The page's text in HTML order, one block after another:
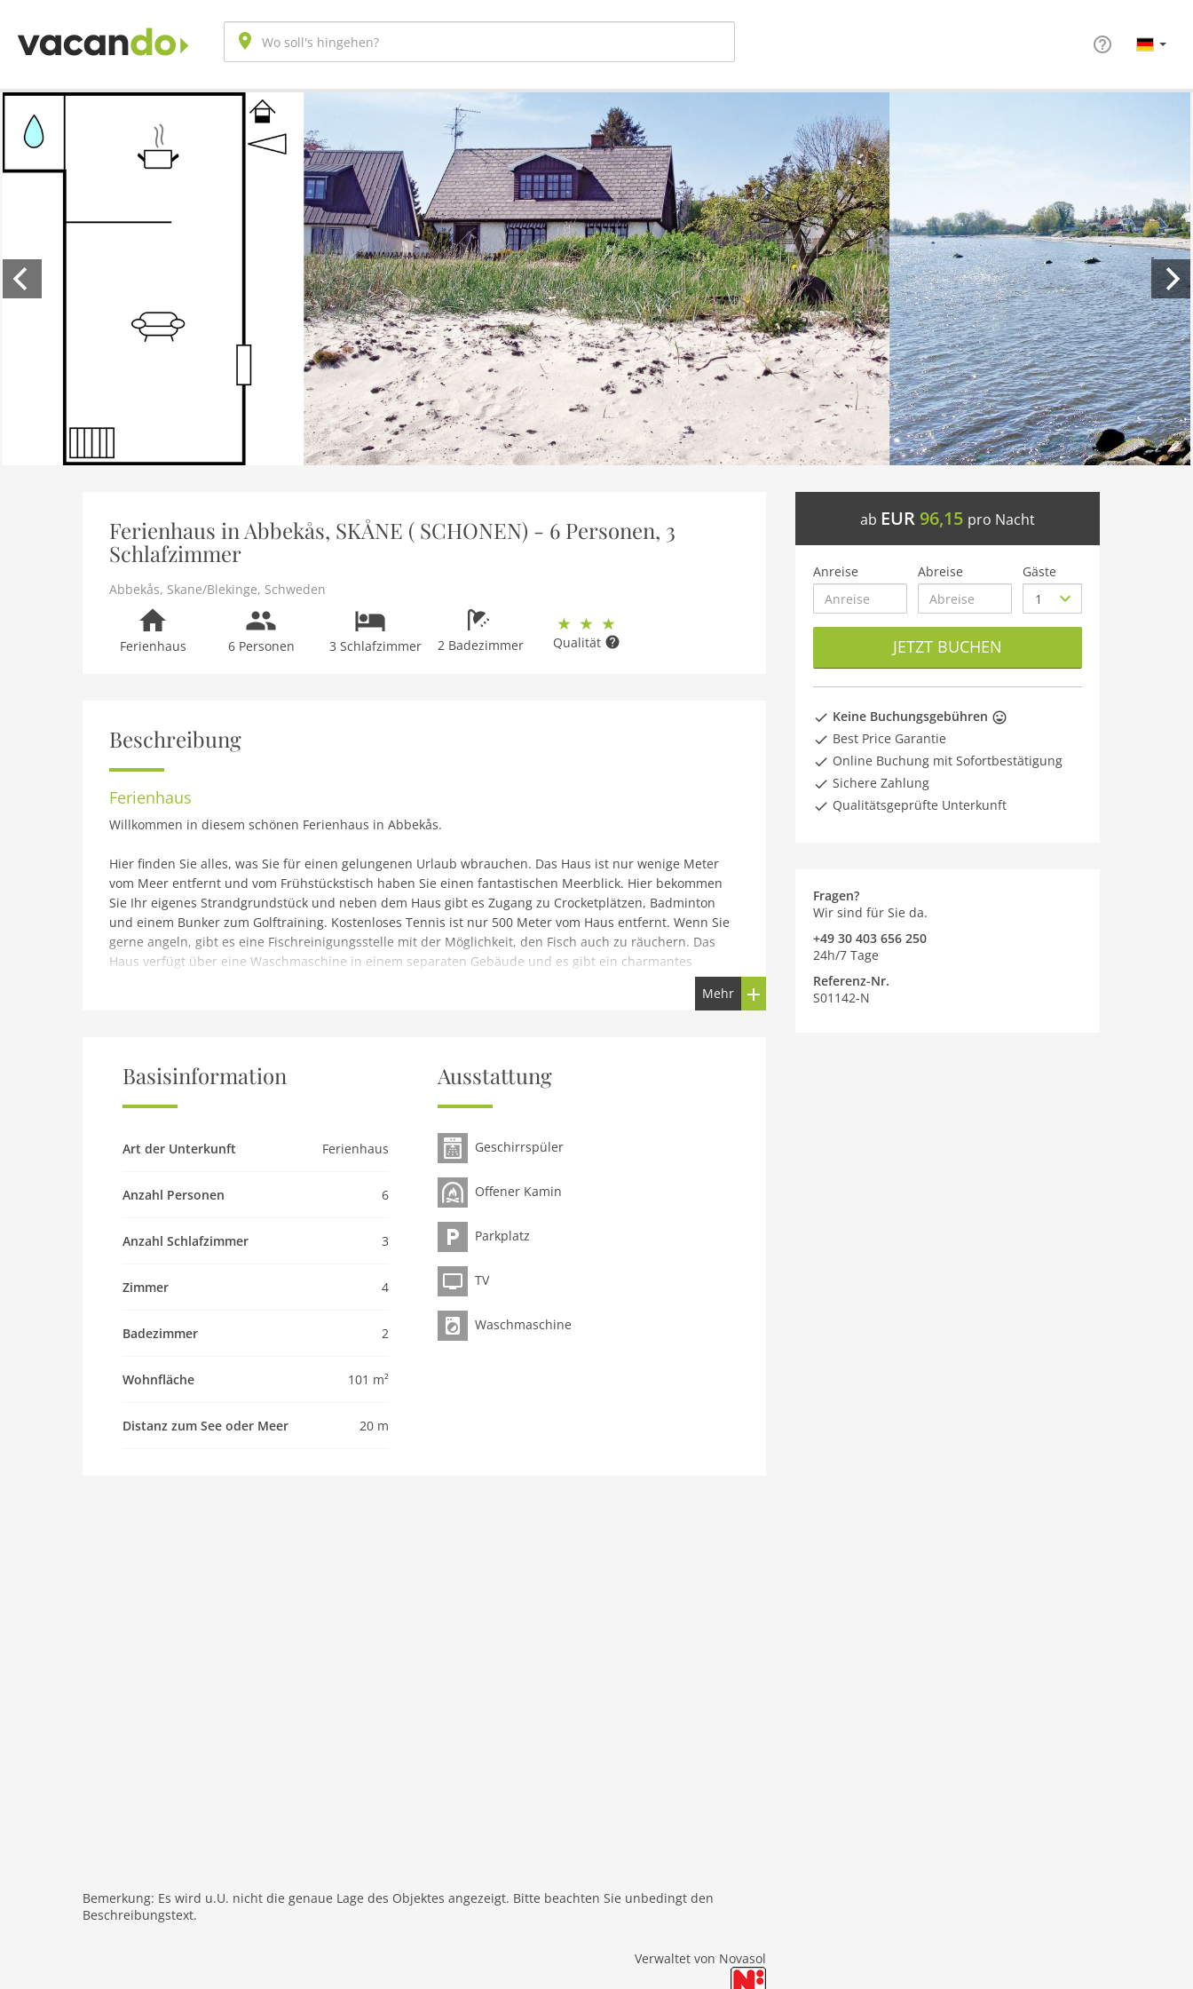
Ferienhaus in Abbekås, SKÅNE ( SCHONEN) - 6 Personen, 3
Schlafzimmer
Abbekås, Skane/Blekinge, Schweden
Ferienhaus 6 Personen 3 Schlafzimmer 2 Badezimmer Qualität
Beschreibung
Ferienhaus
Willkommen in diesem schönen Ferienhaus in Abbekås.
Hier finden Sie alles, was Sie für einen gelungenen Urlaub wbrauchen. Das Haus ist nur wenige Meter
vom Meer entfernt und vom Frühstückstisch haben Sie einen fantastischen Meerblick. Hier bekommen
Sie Ihr eigenes Strandgrundstück und neben dem Haus gibt es Zugang zu Crocketplätzen, Badminton
und einem Bunker zum Golftraining. Kostenloses Tennis ist nur 500 Meter vom Haus entfernt. Wenn Sie
gerne angeln, gibt es eine Fischreinigungsstelle mit der Möglichkeit, den Fisch auch zu räuchern. Das
Haus verfügt über eine Waschmaschine in einem separaten Gebäude und es gibt ein charmantes
Nebengebäude, das direkt vom Gastgeber gemietet werden kann. Abbekås feiert Mittsommer, Valborg
Mehr
Basisinformation
Art der Unterkunft Ferienhaus
Anzahl Personen 6
Anzahl Schlafzimmer 3
Zimmer 4
Badezimmer 2
Wohnfläche 101 m²
Distanz zum See oder Meer 20 m
Ausstattung
Geschirrspüler
Offener Kamin
Parkplatz
TV
Waschmaschine
Bemerkung: Es wird u.U. nicht die genaue Lage des Objektes angezeigt. Bitte beachten Sie unbedingt den
Beschreibungstext.
Verwaltet von Novasol
ab EUR 96,15 pro Nacht
Anreise Abreise Gäste
JETZT BUCHEN
Keine Buchungsgebühren
Best Price Garantie
Online Buchung mit Sofortbestätigung
Sichere Zahlung
Qualitätsgeprüfte Unterkunft
Fragen?
Wir sind für Sie da.
+49 30 403 656 250
24h/7 Tage
Referenz-Nr.
S01142-N